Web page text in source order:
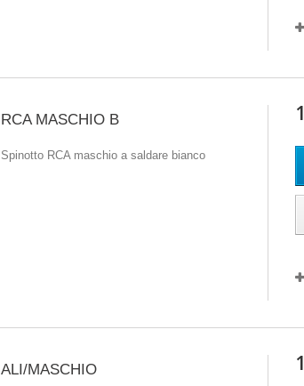
RCA MASCHIO B
Spinotto RCA maschio a saldare bianco
ALI/MASCHIO